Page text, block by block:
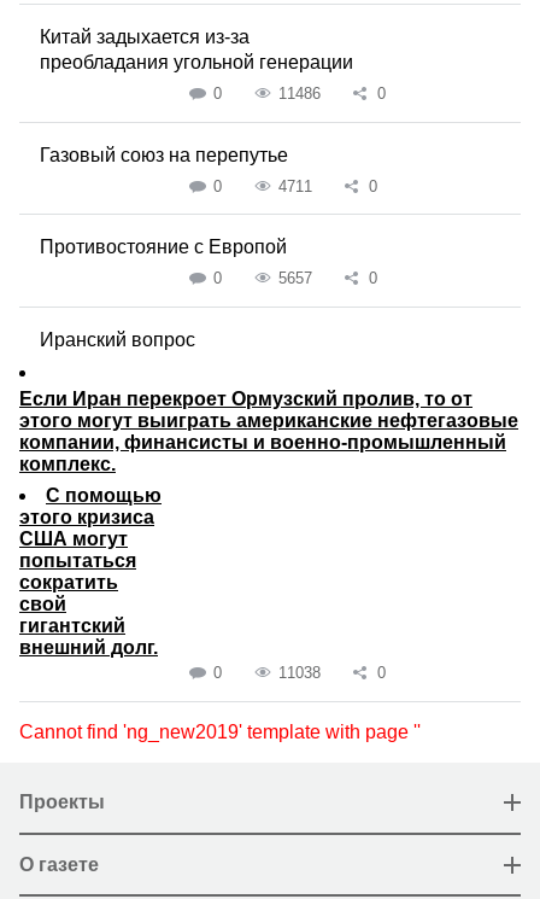
Китай задыхается из-за
преобладания угольной генерации
0 11486 0
Газовый союз на перепутье
0 4711 0
Противостояние с Европой
0 5657 0
Иранский вопрос
Если Иран перекроет Ормузский пролив, то от
этого могут выиграть американские нефтегазовые
компании, финансисты и военно-промышленный
комплекс.
С помощью
этого кризиса
США могут
попытаться
сократить
свой
гигантский
внешний долг.
0 11038 0
Cannot find 'ng_new2019' template with page ''
Проекты
О газете